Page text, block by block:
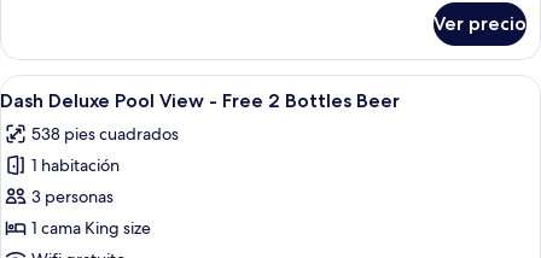
Free
2
Bottles
Beer
Studio
Grafitti
-
2
Bottles
Ver precio
Abrir
todas
las
fotos
de
Dash
Un balcón de hotel con piscina, sillas
5
Dash Deluxe Pool View - Free 2 Bottles Beer
538 pies cuadrados
1 habitación
3 personas
1 cama King size